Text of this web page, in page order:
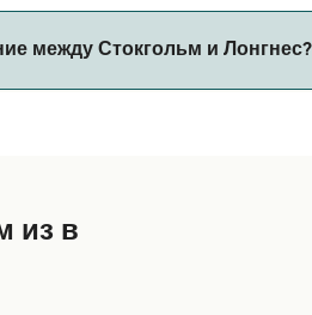
животных у операторов
между Стокгольм и Лонгнес?
из в